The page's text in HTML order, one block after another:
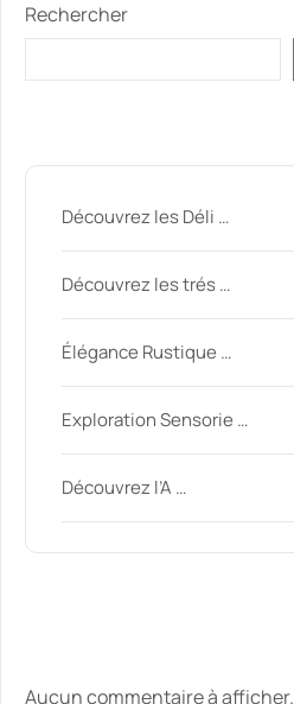
Rechercher
Découvrez les Déli …
Découvrez les trés …
Élégance Rustique …
Exploration Sensorie …
Découvrez l’A …
Aucun commentaire à afficher.